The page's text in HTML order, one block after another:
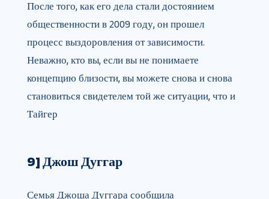
После того, как его дела стали достоянием
общественности в 2009 году, он прошел
процесс выздоровления от зависимости.
Неважно, кто вы, если вы не понимаете
концепцию близости, вы можете снова и снова
становиться свидетелем той же ситуации, что и
Тайгер
9] Джош Дуггар
Семья Джоша Дуггара сообщила